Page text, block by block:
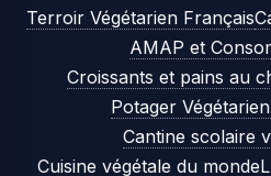
Terroir Végétarien Français
AMAP et
Croissants et pains au
Potager
Cantine scolaire
Cuisine végétale du monde